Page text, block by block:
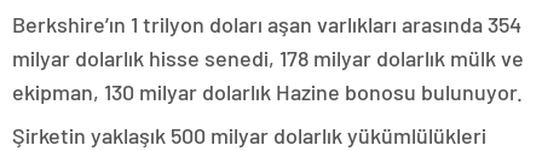
Berkshire’ın 1 trilyon doları aşan varlıkları arasında 354
milyar dolarlık hisse senedi, 178 milyar dolarlık mülk ve
ekipman, 130 milyar dolarlık Hazine bonosu bulunuyor.
Şirketin yaklaşık 500 milyar dolarlık yükümlülükleri